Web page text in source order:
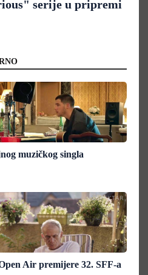
serije u pripremi
muzičkog singla
Air premijere 32. SFF-a